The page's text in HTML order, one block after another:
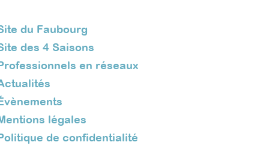
du Faubourg
des 4 Saisons
en réseaux
légales
de confidentialité